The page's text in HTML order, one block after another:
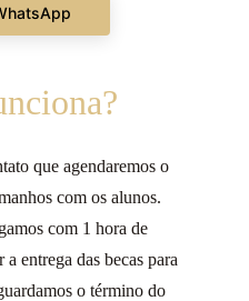
que agendaremos o
com os alunos.
com 1 hora de
entrega das becas para
o término do